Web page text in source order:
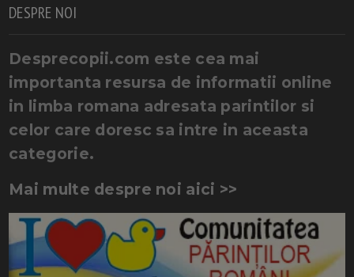
DESPRE NOI
Desprecopii.com este cea mai
importanta resursa de informatii online
in limba romana adresata parintilor si
celor care doresc sa intre in aceasta
categorie.
Mai multe despre noi aici >>